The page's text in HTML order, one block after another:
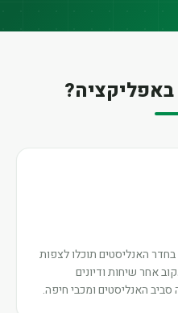
האנליסטים תוכלו לצפות
אחר שיחות ודיונים
האנליסטים ומכבי חיפה.